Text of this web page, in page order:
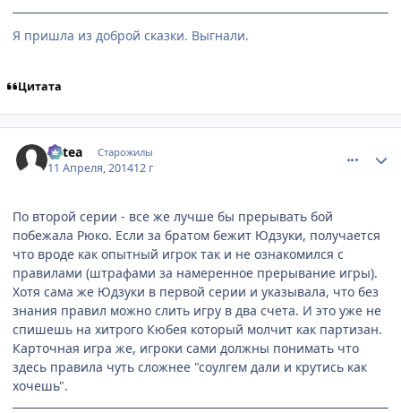
Я пришла из доброй сказки. Выгнали.
Цитата
Mitea Старожилы
11 Апреля, 201412 г
По второй серии - все же лучше бы прерывать бой
побежала Рюко. Если за братом бежит Юдзуки, получается
что вроде как опытный игрок так и не ознакомился с
правилами (штрафами за намеренное прерывание игры).
Хотя сама же Юдзуки в первой серии и указывала, что без
знания правил можно слить игру в два счета. И это уже не
спишешь на хитрого Кюбея который молчит как партизан.
Карточная игра же, игроки сами должны понимать что
здесь правила чуть сложнее "соулгем дали и крутись как
хочешь".